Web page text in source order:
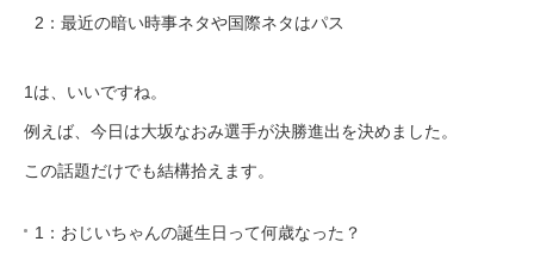
2：最近の暗い時事ネタや国際ネタはパス
1は、いいですね。
例えば、今日は大坂なおみ選手が決勝進出を決めました。
この話題だけでも結構拾えます。
1：おじいちゃんの誕生日って何歳なった？